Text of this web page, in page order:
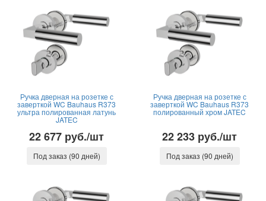
Ручка дверная на розетке с
заверткой WC Bauhaus R373
ультра полированная латунь
JATEC
22 677 руб./шт
Под заказ (90 дней)
Ручка дверная на розетке с
заверткой WC Bauhaus R373
полированный хром JATEC
22 233 руб./шт
Под заказ (90 дней)